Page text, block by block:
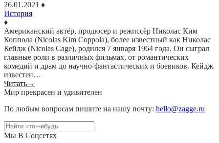
26.01.2021 ♦
История
♦
Американский актёр, продюсер и режиссёр Николас Ким
Коппола (Nicolas Kim Coppola), более известный как Николас
Кейдж (Nicolas Cage), родился 7 января 1964 года. Он сыграл
главные роли в различных фильмах, от романтических
комедий и драм до научно-фантастических и боевиков. Кейдж
известен…
Читать→
Мир прекрасен и удивителен
По любым вопросам пишите на нашу почту: hello@zagge.ru
Мы В Соцсетях